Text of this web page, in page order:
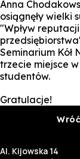
Anna
osiągnęły wielki
"Wpływ
Seminarium Kół
trzecie miejsce
studentów.
Gratulacje!
Al. Kijowska 14